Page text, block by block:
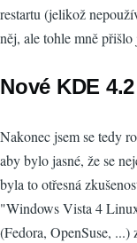
restartu (jelikož
něj, ale tohle mně
Nové KDE 4.2
Nakonec jsem se tedy
aby bylo jasné, že se
byla to otřesná
"Windows Vista 4
(Fedora, OpenSuse,